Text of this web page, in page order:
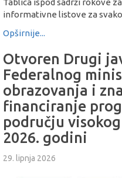
Tablica ispod sadrži rokove
informativne listove za
Opširnije...
Otvoren Drugi
Federalnog
obrazovanja i
financiranje
području
2026. godini
29. lipnja 2026